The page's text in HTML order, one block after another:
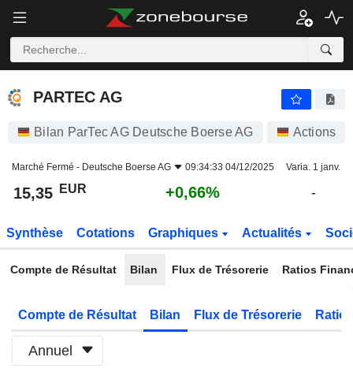
PARTEC AG
PARTEC AG
Bilan ParTec AG Deutsche Boerse AG Actions
Marché Fermé - Deutsche Boerse AG 09:34:33 04/12/2025 Varia. 1 janv.
15,35 EUR +0,66% -
Synthèse Cotations Graphiques Actualités
Compte de Résultat Bilan Flux de Trésorerie Ratios
Compte de Résultat Bilan Flux de Trésorerie
Annuel